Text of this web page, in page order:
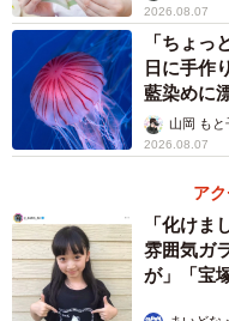
2026.08.07
「ちょっ
日に手
藍染めに
ごい」山岡 もと
2026.08.07
ア
「化け
雰囲気ガ
が」「宝